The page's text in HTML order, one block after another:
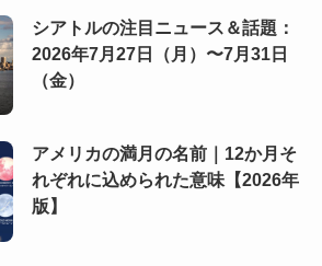
シアトルの注目ニュース＆話題：
2026年7月27日（月）〜7月31日
（金）
アメリカの満月の名前｜12か月そ
れぞれに込められた意味【2026年
版】